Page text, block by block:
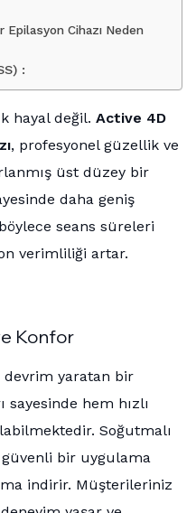
Cihazı Neden
:
hayal değil. Active 4D
, profesyonel güzellik ve
üst düzey bir
daha geniş
seans süreleri
verimliliği artar.
Konfor
devrim yaratan bir
sayesinde hem hızlı
Soğutmalı
bir uygulama
indirir. Müşterileriniz